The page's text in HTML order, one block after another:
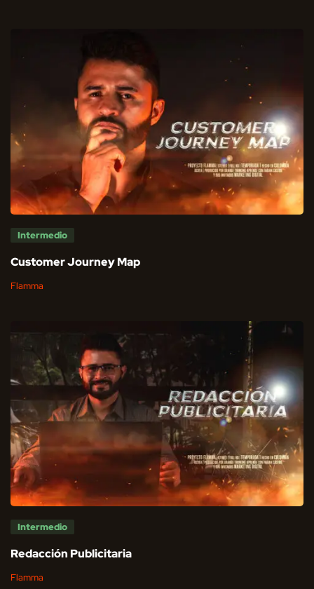
Intermedio
Customer Journey Map
Flamma
Intermedio
Redacción Publicitaria
Flamma